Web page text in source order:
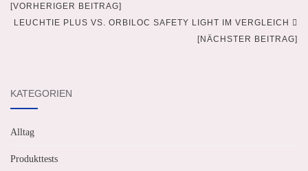
Beitragsnavigation
[VORHERIGER BEITRAG]
LEUCHTIE PLUS VS. ORBILOC SAFETY LIGHT IM VERGLEICH
[NÄCHSTER BEITRAG]
KATEGORIEN
Alltag
Produkttests